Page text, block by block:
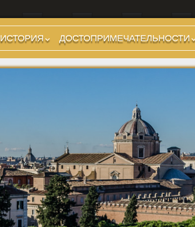
ИСТОРИЯ
Предыстория
Царский период
Империя. Принципат
(27 г до н.э. — 284 г
н.э.)
Империя. Доминат
(284-476 гг)
Темные Века. Готы
Темные Века.
Экзархат
ДОСТОПРИМЕЧАТЕЛЬНОСТИ
Холмы и остров.
Районы
Стадионы, Термы
Дохристианские
храмы
Христианские храмы,
базилики etc.
Дворцы
Арки, колонны и
обелиски
Фонтаны